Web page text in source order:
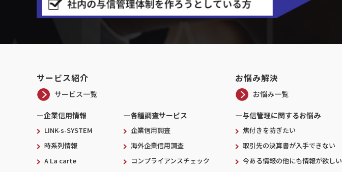
サービス紹介
サービス一覧
―企業信用情報
LINK-s-SYSTEM
時系列情報
A La carte
―各種調査サービス
企業信用調査
海外企業信用調査
コンプライアンスチェック
お悩み解決
お悩み一覧
―与信管理に関するお悩み
焦付きを防ぎたい
取引先の決算書が入手できない
今ある情報の他にも情報が欲しい